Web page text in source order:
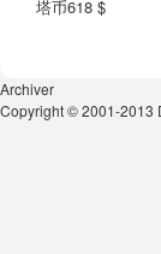
塔币618 $
Archiver
Copyright © 2001-2013